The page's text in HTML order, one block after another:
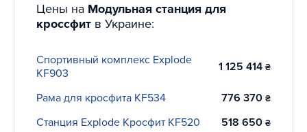
Прежде, чем появиться в ассортименте нашего магазина,
максимальное качество оборудования. Все
конструктивные особенности и мельчайшие детали были
разработаны ведущими экспертами в своей области, а сам
высочайшими европейскими и мировыми стандартами
Цены на Модульная станция для
кроссфит в Украине:
Спортивный комплекс Explode
KF903
1 125 414 ₴
Рама для кросфита KF534 776 370 ₴
Станция Explode Кросфит KF520 518 650 ₴